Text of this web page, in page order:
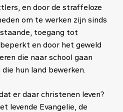
en door de straffeloze
om te werken zijn sinds
toegang tot
en door het geweld
die naar school gaan
hun land bewerken.
er daar christenen leven?
levende Evangelie, de